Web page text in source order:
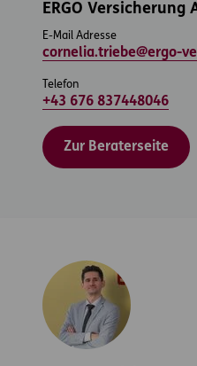
ERGO Versicherung
E-Mail Adresse
cornelia.triebe@ergo-
Telefon
+43 676 837448046
Zur Beraterseite